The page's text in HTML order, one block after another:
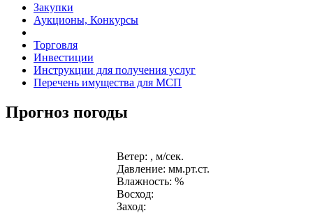
Закупки
Аукционы, Конкурсы
Торговля
Инвестиции
Инструкции для получения услуг
Перечень имущества для МСП
Прогноз погоды
Ветер: , м/сек.
Давление: мм.рт.ст.
Влажность: %
Восход:
Заход: